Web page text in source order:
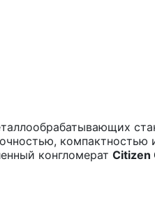
компактностью
конгломерат Citizen